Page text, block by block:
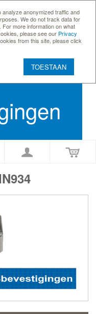
anonymized traffic and
We do not track data for
more information on what
please see our Privacy
from this site, please click
TOESTAAN